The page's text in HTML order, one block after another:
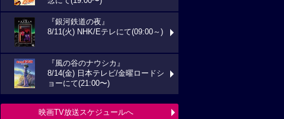
『銀河鉄道の夜』
8/11(火) NHK/Eテレにて(09:00～)
『風の谷のナウシカ』
8/14(金) 日本テレビ/金曜ロードシ
ョーにて(21:00〜)
映画TV放送スケジュールへ